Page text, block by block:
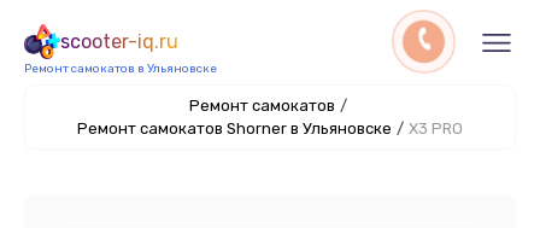
scooter-iq.ru
Ремонт самокатов в Ульяновске
Ремонт самокатов /
Ремонт самокатов Shorner в Ульяновске / X3 PRO